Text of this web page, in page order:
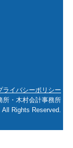
ライバシーポリシー
所・木村会計事務所
All Rights Reserved.